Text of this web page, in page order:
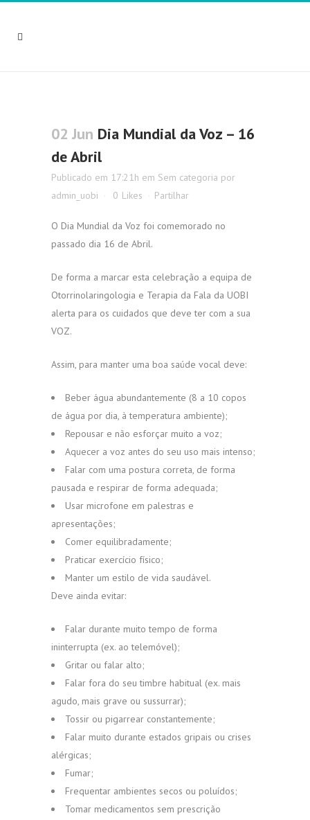
02 Jun Dia Mundial da Voz – 16
de Abril
Publicado em 17:21h em Sem categoria por
admin_uobi
0 Likes Partilhar
O Dia Mundial da Voz foi comemorado no
passado dia 16 de Abril.
De forma a marcar esta celebração a equipa de
Otorrinolaringologia e Terapia da Fala da UOBI
alerta para os cuidados que deve ter com a sua
VOZ.
Assim, para manter uma boa saúde vocal deve:
Beber água abundantemente (8 a 10 copos
de água por dia, à temperatura ambiente);
Repousar e não esforçar muito a voz;
Aquecer a voz antes do seu uso mais intenso;
Falar com uma postura correta, de forma
pausada e respirar de forma adequada;
Usar microfone em palestras e
apresentações;
Comer equilibradamente;
Praticar exercício físico;
Manter um estilo de vida saudável.
Deve ainda evitar:
Falar durante muito tempo de forma
ininterrupta (ex. ao telemóvel);
Gritar ou falar alto;
Falar fora do seu timbre habitual (ex. mais
agudo, mais grave ou sussurrar);
Tossir ou pigarrear constantemente;
Falar muito durante estados gripais ou crises
alérgicas;
Fumar;
Frequentar ambientes secos ou poluídos;
Tomar medicamentos sem prescrição